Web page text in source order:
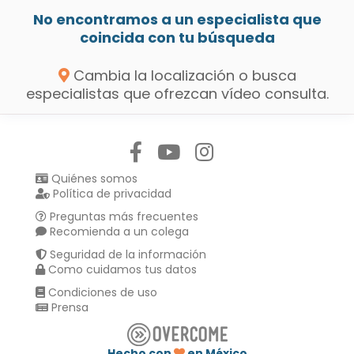
No encontramos a un especialista que
coincida con tu búsqueda
Cambia la localización o busca
especialistas que ofrezcan vídeo consulta.
Quiénes somos
Política de privacidad
Preguntas más frecuentes
Recomienda a un colega
Seguridad de la información
Como cuidamos tus datos
Condiciones de uso
Prensa